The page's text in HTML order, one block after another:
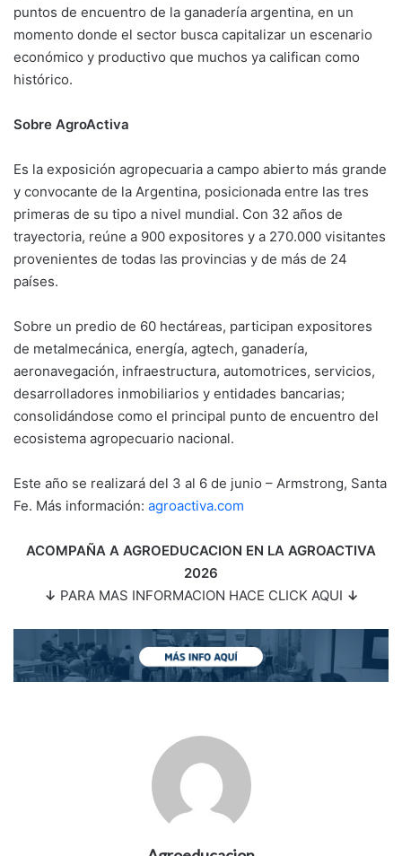
puntos de encuentro de la ganadería argentina, en un
momento donde el sector busca capitalizar un escenario
económico y productivo que muchos ya califican como
histórico.
Sobre AgroActiva
Es la exposición agropecuaria a campo abierto más grande
y convocante de la Argentina, posicionada entre las tres
primeras de su tipo a nivel mundial. Con 32 años de
trayectoria, reúne a 900 expositores y a 270.000 visitantes
provenientes de todas las provincias y de más de 24
países.
Sobre un predio de 60 hectáreas, participan expositores
de metalmecánica, energía, agtech, ganadería,
aeronavegación, infraestructura, automotrices, servicios,
desarrolladores inmobiliarios y entidades bancarias;
consolidándose como el principal punto de encuentro del
ecosistema agropecuario nacional.
Este año se realizará del 3 al 6 de junio – Armstrong, Santa
Fe. Más información: agroactiva.com
ACOMPAÑA A AGROEDUCACION EN LA AGROACTIVA
2026
↓ PARA MAS INFORMACION HACE CLICK AQUI ↓